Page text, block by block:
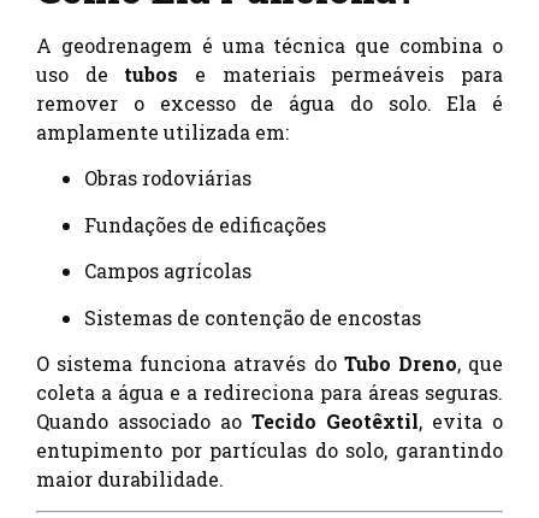
A geodrenagem é uma técnica que combina o
uso de tubos e materiais permeáveis para
remover o excesso de água do solo. Ela é
amplamente utilizada em:
Obras rodoviárias
Fundações de edificações
Campos agrícolas
Sistemas de contenção de encostas
O sistema funciona através do Tubo Dreno, que
coleta a água e a redireciona para áreas seguras.
Quando associado ao Tecido Geotêxtil, evita o
entupimento por partículas do solo, garantindo
maior durabilidade.